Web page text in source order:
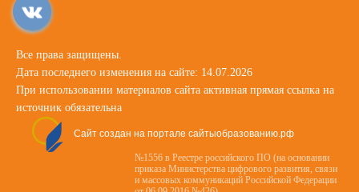
Все права защищены.
Дата последнего изменения на сайте: 14.07.2026
При использовании материалов сайта активная прямая ссылка на
источник обязательна
Сайт создан на портале сайтыобразованию.рф
№1556 в Реестре российского ПО (на основании
приказа Министерства цифрового развития, связи
и массовых коммуникаций Российской Федерации